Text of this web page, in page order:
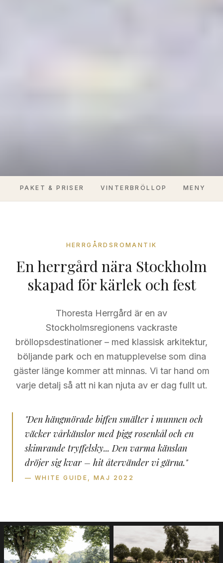
PAKET & PRISER VINTERBRÖLLOP MENY
HERRGÅRDSROMANTIK
En herrgård nära Stockholm
skapad för kärlek och fest
Thoresta Herrgård är en av
Stockholmsregionens vackraste
bröllopsdestinationer – med klassisk arkitektur,
böljande park och en matupplevelse som dina
gäster länge kommer att minnas. Vi tar hand om
varje detalj så att ni kan njuta av er dag fullt ut.
"Den hängmörade biffen smälter i munnen och
väcker vårkänslor med pigg rosenkål och en
skimrande tryffelsky... Den varma känslan
dröjer sig kvar – hit återvänder vi gärna."
— WHITE GUIDE, MAJ 2022